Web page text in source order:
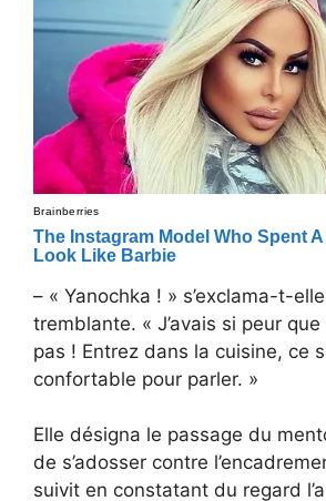
– « Yanochka ! » s’exclama-t-
tremblante. « J’avais si peur
pas ! Entrez dans la cuisine, ce
confortable pour parler. »
Elle désigna le passage du
de s’adosser contre
suivit en constatant du regard